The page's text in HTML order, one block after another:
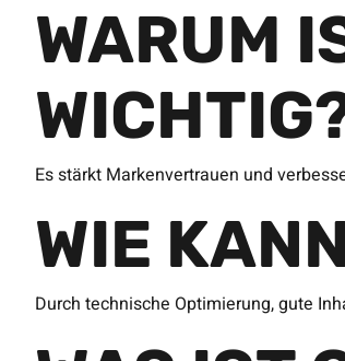
WARUM
Es stärkt Markenvertrauen und
WIE
Durch technische Optimierung, gute